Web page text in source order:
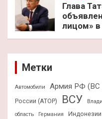
Глава
лицом»
Метки
Автомобили Армия РФ
России (АТОР)
ВСУ
область
Германия Индонезии